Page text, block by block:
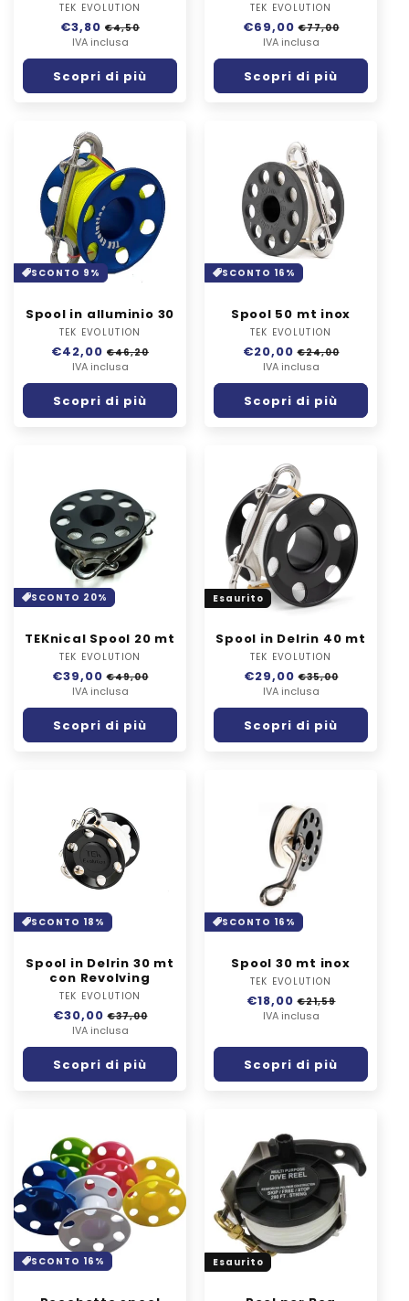
Fornitore:
TEK EVOLUTION
Prezzo
listino
€3,80 Prezzo
scontato
€4,50
IVA inclusa
Scopri di più
Fornitore:
TEK EVOLUTION
Prezzo
listino
€69,00 Prezzo
scontato
€77,00
IVA inclusa
Scopri di più
SCONTO 9%
Spool in alluminio 30
Fornitore:
TEK EVOLUTION
Prezzo
listino
€42,00 Prezzo
scontato
€46,20
IVA inclusa
Scopri di più
SCONTO 16%
Spool 50 mt inox
Fornitore:
TEK EVOLUTION
Prezzo
listino
€20,00 Prezzo
scontato
€24,00
IVA inclusa
Scopri di più
SCONTO 20%
TEKnical Spool 20 mt
Fornitore:
TEK EVOLUTION
Prezzo
listino
€39,00 Prezzo
scontato
€49,00
IVA inclusa
Scopri di più
Esaurito
Spool in Delrin 40 mt
Fornitore:
TEK EVOLUTION
Prezzo
listino
€29,00 Prezzo
scontato
€35,00
IVA inclusa
Scopri di più
SCONTO 18%
Spool in Delrin 30 mt
con Revolving
Fornitore:
TEK EVOLUTION
Prezzo
listino
€30,00 Prezzo
scontato
€37,00
IVA inclusa
Scopri di più
SCONTO 16%
Spool 30 mt inox
Fornitore:
TEK EVOLUTION
Prezzo
€18,00 Prezzo
scontato
€21,59
IVA inclusa
Scopri di più
SCONTO 16% Esaurito